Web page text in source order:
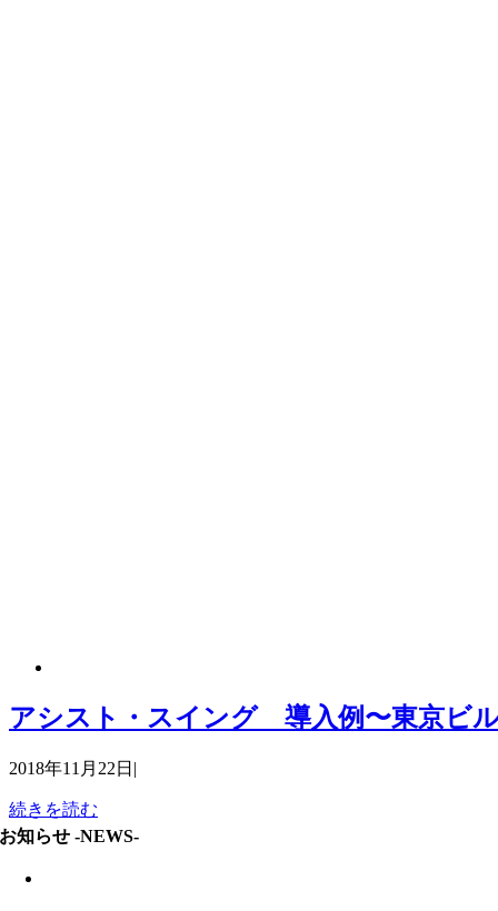
アシスト・スイング 導入例〜東京ビ
2018年11月22日 |
続きを読む
お知らせ -NEWS-